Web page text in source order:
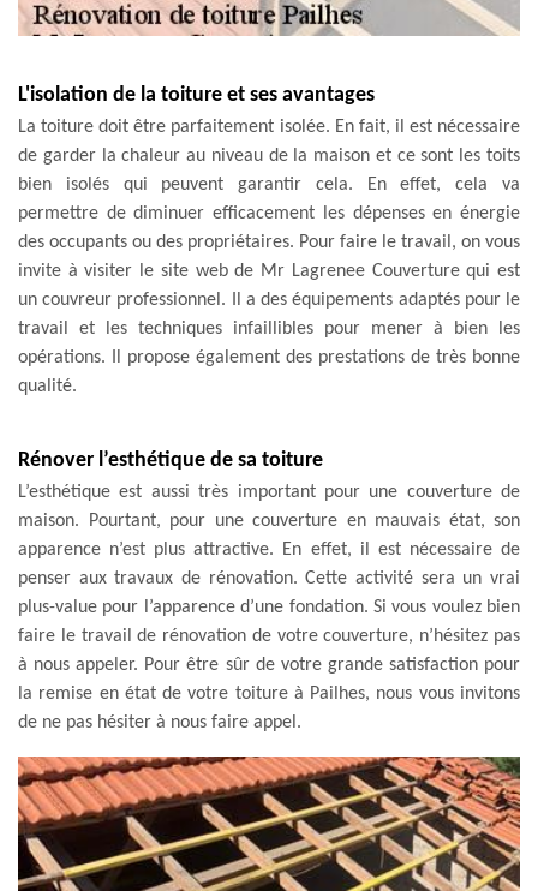
L'isolation de la toiture et ses avantages
La toiture doit être parfaitement isolée. En fait, il est nécessaire
de garder la chaleur au niveau de la maison et ce sont les toits
bien isolés qui peuvent garantir cela. En effet, cela va
permettre de diminuer efficacement les dépenses en énergie
des occupants ou des propriétaires. Pour faire le travail, on vous
invite à visiter le site web de Mr Lagrenee Couverture qui est
un couvreur professionnel. Il a des équipements adaptés pour le
travail et les techniques infaillibles pour mener à bien les
opérations. Il propose également des prestations de très bonne
qualité.
Rénover l’esthétique de sa toiture
L’esthétique est aussi très important pour une couverture de
maison. Pourtant, pour une couverture en mauvais état, son
apparence n’est plus attractive. En effet, il est nécessaire de
penser aux travaux de rénovation. Cette activité sera un vrai
plus-value pour l’apparence d’une fondation. Si vous voulez bien
faire le travail de rénovation de votre couverture, n’hésitez pas
à nous appeler. Pour être sûr de votre grande satisfaction pour
la remise en état de votre toiture à Pailhes, nous vous invitons
de ne pas hésiter à nous faire appel.